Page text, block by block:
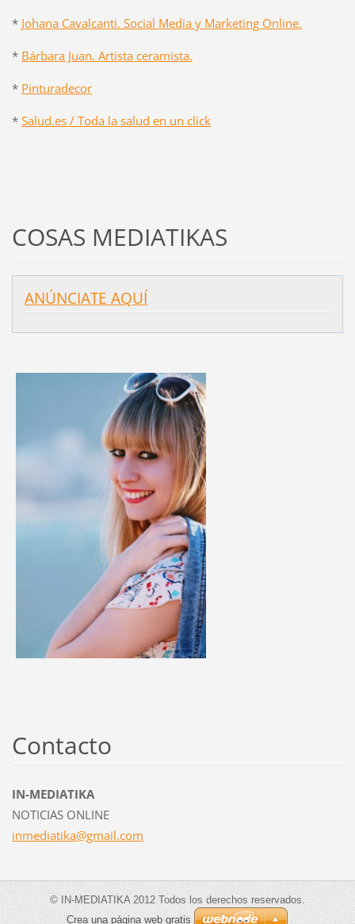
* Johana Cavalcanti. Social Media y Marketing Online.
* Bárbara Juan. Artista ceramista.
* Pinturadecor
* Salud.es / Toda la salud en un click
COSAS MEDIATIKAS
ANÚNCIATE AQUÍ
Contacto
IN-MEDIATIKA
NOTICIAS ONLINE
inmediatika@gmail.com
© IN-MEDIATIKA 2012 Todos los derechos reservados.
Crea una página web gratis